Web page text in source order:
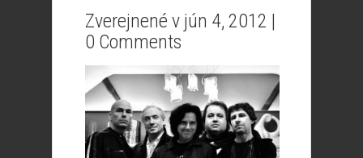
Zverejnené v jún 4, 2012 |
0 Comments